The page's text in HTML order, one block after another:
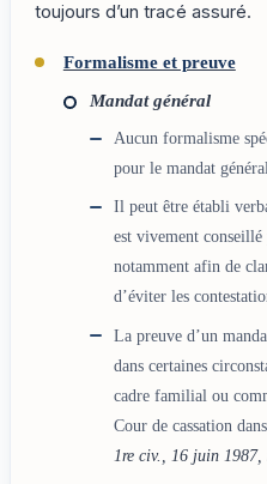
toujours d’un tracé assuré.
Formalisme et preuve
Mandat général
Aucun formalisme
pour le mandat
Il peut être établi
est vivement
notamment afin de
d’éviter les
La preuve d’un
dans certaines
cadre familial ou
Cour de cassation
1re civ., 16 juin